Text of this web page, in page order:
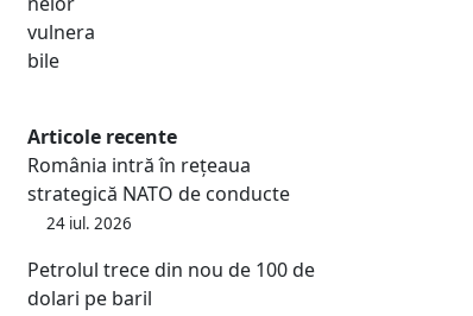
Articole recente
România intră în rețeaua
strategică NATO de conducte
24 iul. 2026
Petrolul trece din nou de 100 de
dolari pe baril